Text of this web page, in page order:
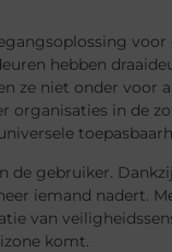
hebben
ze niet onder voor
in de
de gebruiker.
iemand nadert.
van
komt.